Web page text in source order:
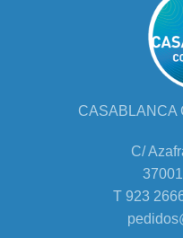
CASABLANCA
C/
T 923